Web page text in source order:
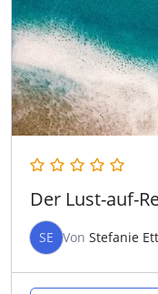
Der Lust-auf-
SE Von Stefanie